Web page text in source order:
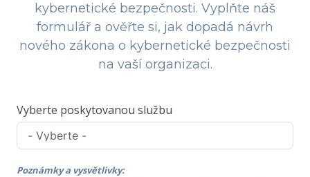
kybernetické bezpečnosti. Vyplňte náš
formulář a ověřte si, jak dopadá návrh
nového zákona o kybernetické bezpečnosti
na vaší organizaci.
Vyberte poskytovanou službu
Poznámky a vysvětlivky: